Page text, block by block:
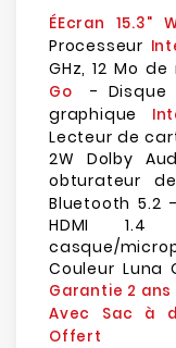
ÉEcran 15.3"
Processeur
GHz, 12 Mo
Go
- Disque
graphique
Lecteur de
2W Dolby
obturateur
Bluetooth 5.2
HDMI
casque/
Couleur Luna
Garantie 2 ans
Avec Sac à
Offert